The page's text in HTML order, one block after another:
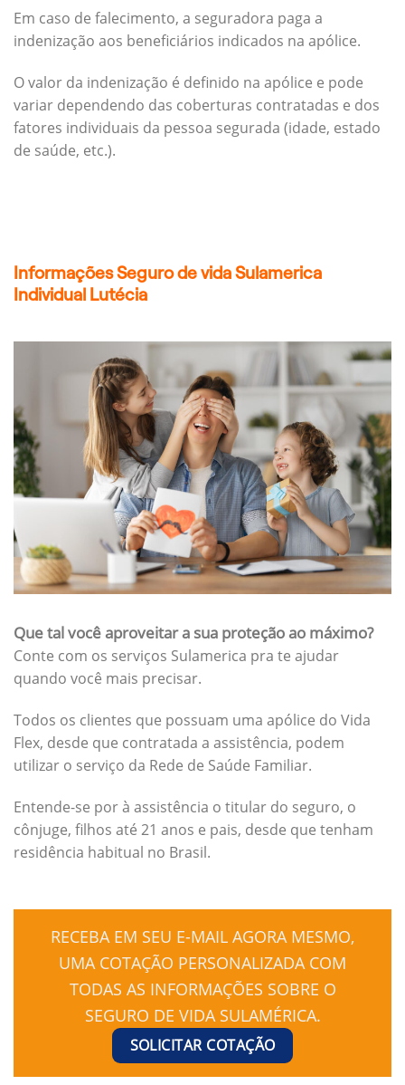
Em caso de falecimento, a seguradora paga a
indenização aos beneficiários indicados na apólice.
O valor da indenização é definido na apólice e pode
variar dependendo das coberturas contratadas e dos
fatores individuais da pessoa segurada (idade, estado
de saúde, etc.).
Informações Seguro de vida Sulamerica
Individual Lutécia
Que tal você aproveitar a sua proteção ao máximo?
Conte com os serviços Sulamerica pra te ajudar
quando você mais precisar.
Todos os clientes que possuam uma apólice do Vida
Flex, desde que contratada a assistência, podem
utilizar o serviço da Rede de Saúde Familiar.
Entende-se por à assistência o titular do seguro, o
cônjuge, filhos até 21 anos e pais, desde que tenham
residência habitual no Brasil.
RECEBA EM SEU E-MAIL AGORA MESMO,
UMA COTAÇÃO PERSONALIZADA COM
TODAS AS INFORMAÇÕES SOBRE O
SEGURO DE VIDA SULAMÉRICA.
SOLICITAR COTAÇÃO